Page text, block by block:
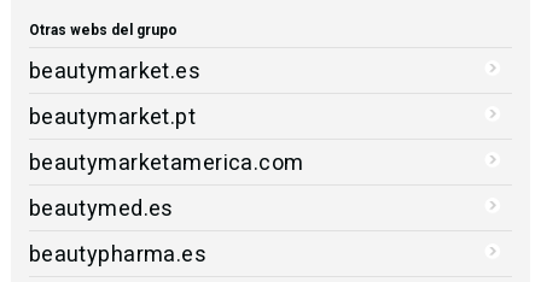
Otras webs del grupo
beautymarket.es
beautymarket.pt
beautymarketamerica.com
beautymed.es
beautypharma.es